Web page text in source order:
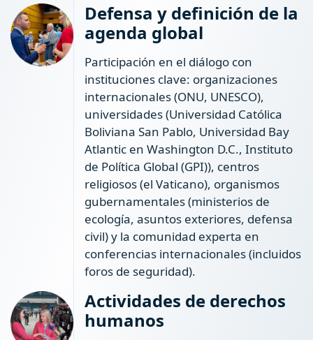
Defensa y definición de la
agenda global
Participación en el diálogo con
instituciones clave: organizaciones
internacionales (ONU, UNESCO),
universidades (Universidad Católica
Boliviana San Pablo, Universidad Bay
Atlantic en Washington D.C., Instituto
de Política Global (GPI)), centros
religiosos (el Vaticano), organismos
gubernamentales (ministerios de
ecología, asuntos exteriores, defensa
civil) y la comunidad experta en
conferencias internacionales (incluidos
foros de seguridad).
Actividades de derechos
humanos